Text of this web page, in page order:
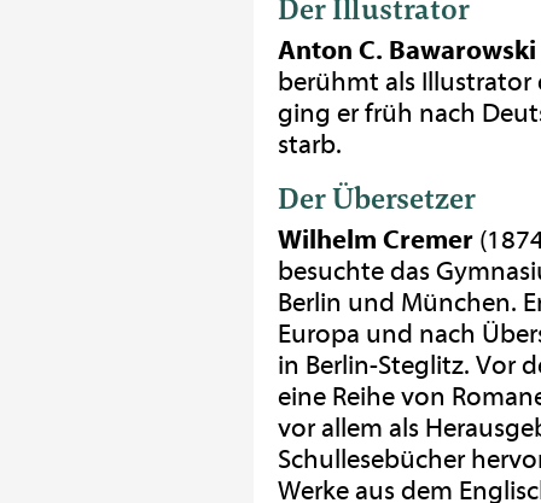
Der Illustrator
Anton C. Bawarowski
berühmt als Illustrator
ging er früh nach
starb.
Der Übersetzer
Wilhelm Cremer
besuchte das
Berlin und München.
Europa und nach
in Berlin-Steglitz. Vor
eine Reihe von
vor allem als
Schullesebücher
Werke aus dem